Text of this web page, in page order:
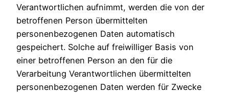
Verantwortlichen aufnimmt, werden die von der
betroffenen Person übermittelten
personenbezogenen Daten automatisch
gespeichert. Solche auf freiwilliger Basis von
einer betroffenen Person an den für die
Verarbeitung Verantwortlichen übermittelten
personenbezogenen Daten werden für Zwecke